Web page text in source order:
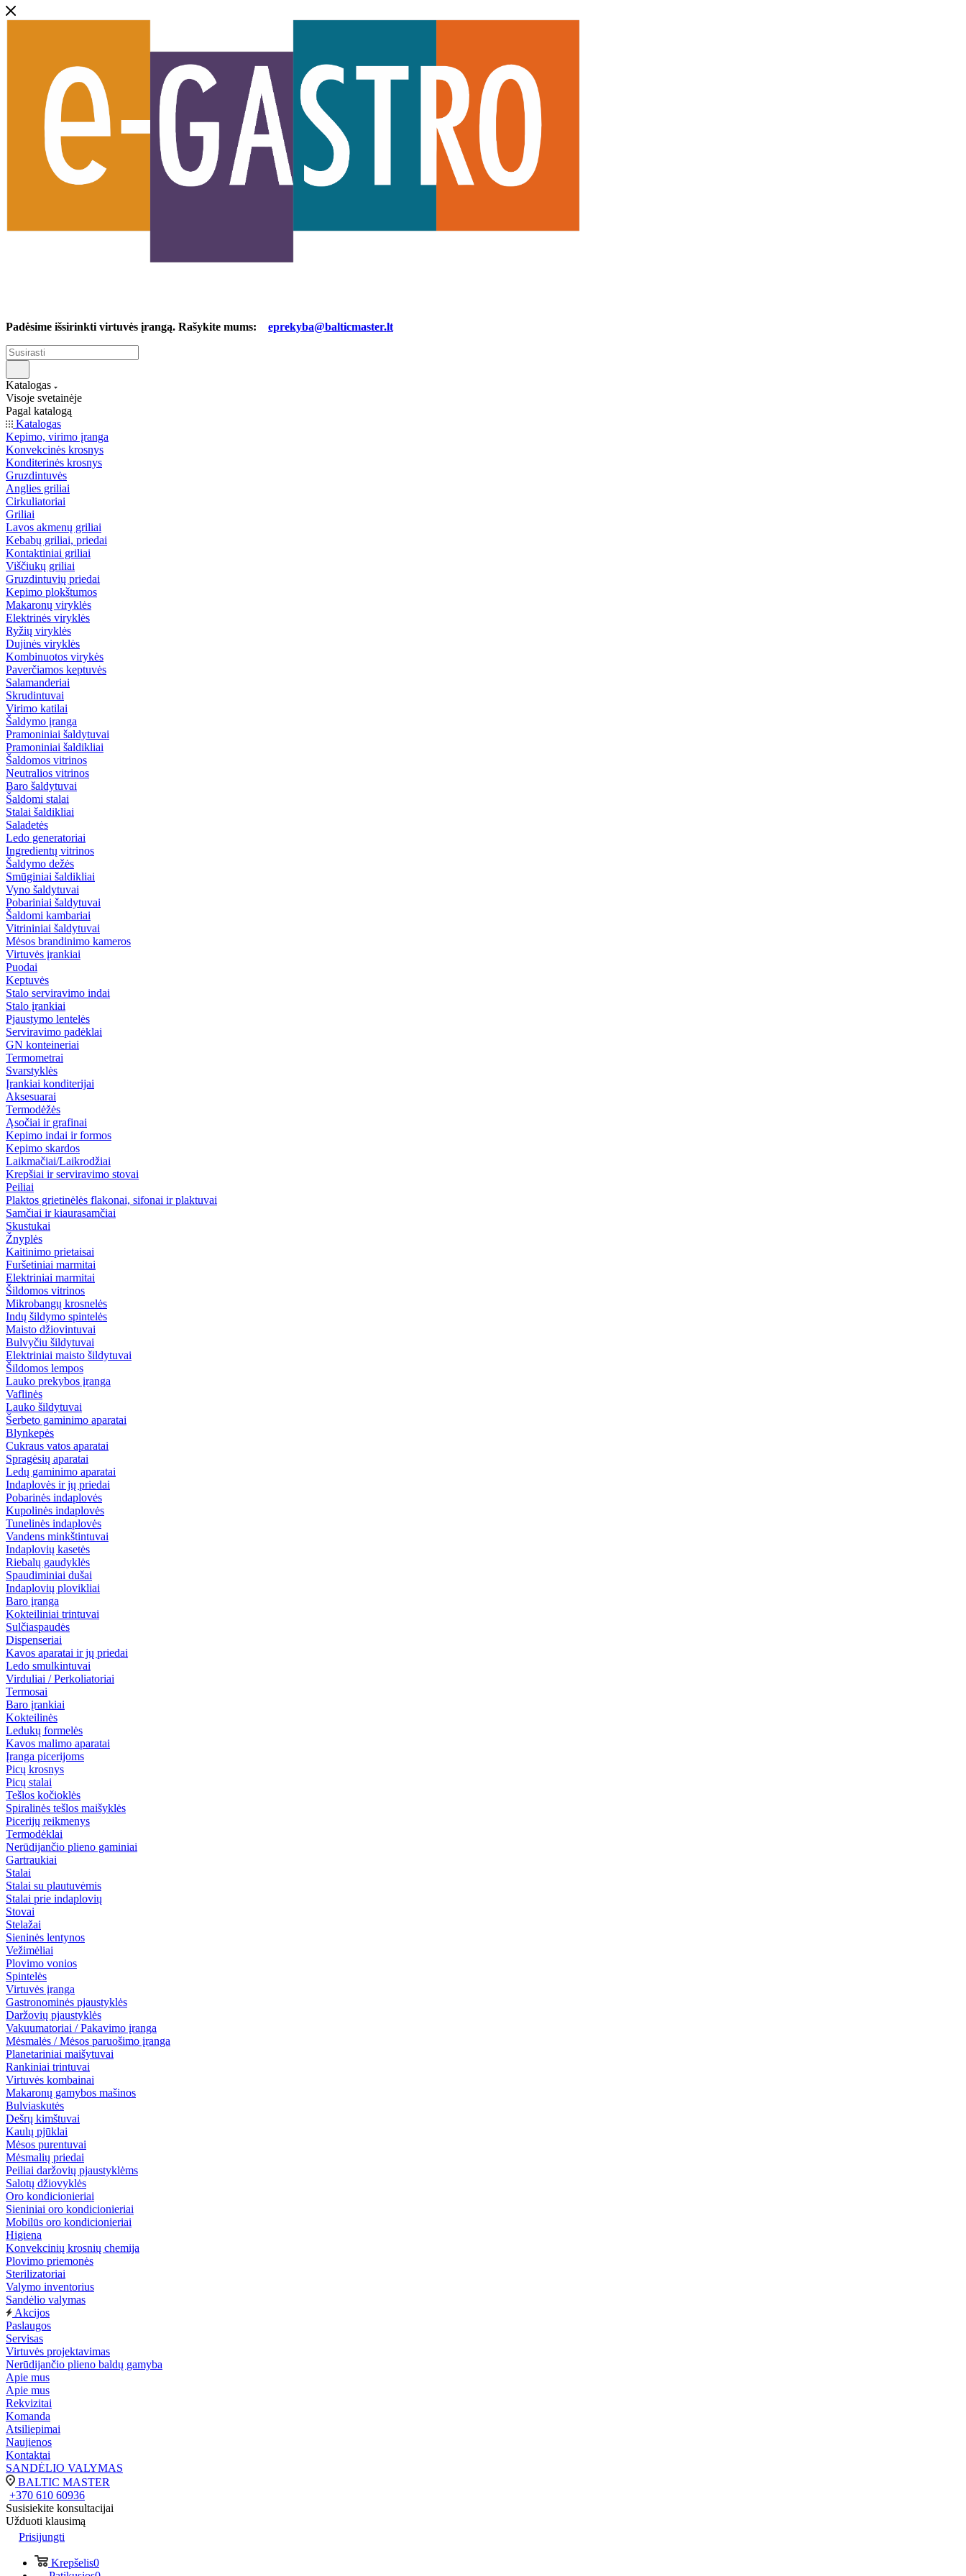
Padėsime išsirinkti virtuvės įrangą. Rašykite mums: eprekyba@balticmaster.lt
Katalogas
Visoje svetainėje
Pagal katalogą
Katalogas
Kepimo, virimo įranga
Konvekcinės krosnys
Konditerinės krosnys
Gruzdintuvės
Anglies griliai
Cirkuliatoriai
Griliai
Lavos akmenų griliai
Kebabų griliai, priedai
Kontaktiniai griliai
Viščiukų griliai
Gruzdintuvių priedai
Kepimo plokštumos
Makaronų viryklės
Elektrinės viryklės
Ryžių viryklės
Dujinės viryklės
Kombinuotos virykės
Paverčiamos keptuvės
Salamanderiai
Skrudintuvai
Virimo katilai
Šaldymo įranga
Pramoniniai šaldytuvai
Pramoniniai šaldikliai
Šaldomos vitrinos
Neutralios vitrinos
Baro šaldytuvai
Šaldomi stalai
Stalai šaldikliai
Saladetės
Ledo generatoriai
Ingredientų vitrinos
Šaldymo dežės
Smūginiai šaldikliai
Vyno šaldytuvai
Pobariniai šaldytuvai
Šaldomi kambariai
Vitrininiai šaldytuvai
Mėsos brandinimo kameros
Virtuvės įrankiai
Puodai
Keptuvės
Stalo serviravimo indai
Stalo įrankiai
Pjaustymo lentelės
Serviravimo padėklai
GN konteineriai
Termometrai
Svarstyklės
Įrankiai konditerijai
Aksesuarai
Termodėžės
Ąsočiai ir grafinai
Kepimo indai ir formos
Kepimo skardos
Laikmačiai/Laikrodžiai
Krepšiai ir serviravimo stovai
Peiliai
Plaktos grietinėlės flakonai, sifonai ir plaktuvai
Samčiai ir kiaurasamčiai
Skustukai
Žnyplės
Kaitinimo prietaisai
Furšetiniai marmitai
Elektriniai marmitai
Šildomos vitrinos
Mikrobangų krosnelės
Indų šildymo spintelės
Maisto džiovintuvai
Bulvyčiu šildytuvai
Elektriniai maisto šildytuvai
Šildomos lempos
Lauko prekybos įranga
Vaflinės
Lauko šildytuvai
Šerbeto gaminimo aparatai
Blynkepės
Cukraus vatos aparatai
Spragėsių aparatai
Ledų gaminimo aparatai
Indaplovės ir jų priedai
Pobarinės indaplovės
Kupolinės indaplovės
Tunelinės indaplovės
Vandens minkštintuvai
Indaplovių kasetės
Riebalų gaudyklės
Spaudiminiai dušai
Indaplovių plovikliai
Baro įranga
Kokteiliniai trintuvai
Sulčiaspaudės
Dispenseriai
Kavos aparatai ir jų priedai
Ledo smulkintuvai
Virduliai / Perkoliatoriai
Termosai
Baro įrankiai
Kokteilinės
Ledukų formelės
Kavos malimo aparatai
Įranga picerijoms
Picų krosnys
Picų stalai
Tešlos kočioklės
Spiralinės tešlos maišyklės
Picerijų reikmenys
Termodėklai
Nerūdijančio plieno gaminiai
Gartraukiai
Stalai
Stalai su plautuvėmis
Stalai prie indaplovių
Stovai
Stelažai
Sieninės lentynos
Vežimėliai
Plovimo vonios
Spintelės
Virtuvės įranga
Gastronominės pjaustyklės
Daržovių pjaustyklės
Vakuumatoriai / Pakavimo įranga
Mėsmalės / Mėsos paruošimo įranga
Planetariniai maišytuvai
Rankiniai trintuvai
Virtuvės kombainai
Makaronų gamybos mašinos
Bulviaskutės
Dešrų kimštuvai
Kaulų pjūklai
Mėsos purentuvai
Mėsmalių priedai
Peiliai daržovių pjaustyklėms
Salotų džiovyklės
Oro kondicionieriai
Sieniniai oro kondicionieriai
Mobilūs oro kondicionieriai
Higiena
Konvekcinių krosnių chemija
Plovimo priemonės
Sterilizatoriai
Valymo inventorius
Sandėlio valymas
Akcijos
Paslaugos
Servisas
Virtuvės projektavimas
Nerūdijančio plieno baldų gamyba
Apie mus
Apie mus
Rekvizitai
Komanda
Atsiliepimai
Naujienos
Kontaktai
SANDĖLIO VALYMAS
BALTIC MASTER
+370 610 60936
Susisiekite konsultacijai
Užduoti klausimą
Prisijungti
Krepšelis0